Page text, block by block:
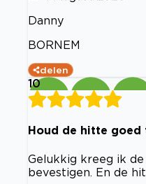
Danny
BORNEM
delen
10
Houd de hitte goed
Gelukkig kreeg ik
bevestigen. En de